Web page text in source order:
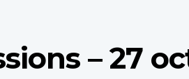
– 27